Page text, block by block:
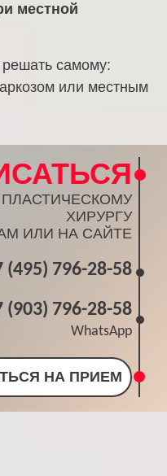
местной
самому:
или местным
ХИРУРГУ
ИЛИ НА САЙТЕ
(495) 796-28-58
(903) 796-28-58
WhatsApp
НА ПРИЕМ